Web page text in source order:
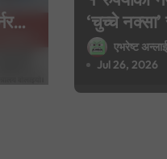
‘चुच्चे
भैरवको चित्र
लागत पनि
एभरेष्ट
Jul 26, 2026